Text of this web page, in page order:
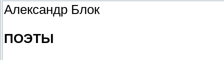
Александр Блок
ПОЭТЫ